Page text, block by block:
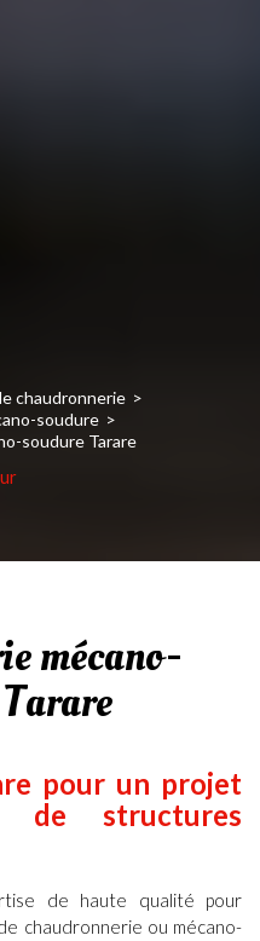
chaudronnerie
soudure
soudure Tarare
mécano-
pour un projet
de structures
de haute qualité pour
chaudronnerie ou mécano-